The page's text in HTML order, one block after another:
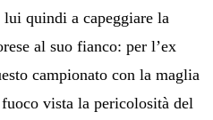
quindi a capeggiare la
al suo fianco: per l’ex
campionato con la maglia
vista la pericolosità del